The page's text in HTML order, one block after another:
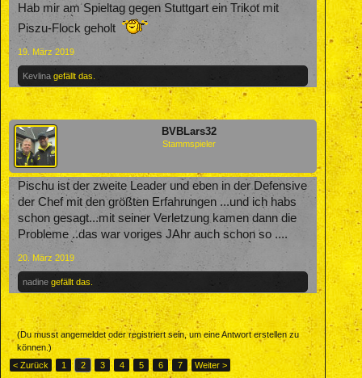
Hab mir am Spieltag gegen Stuttgart ein Trikot mit
Piszu-Flock geholt
19. März 2019
Kevlina gefällt das.
BVBLars32
Stammspieler
Pischu ist der zweite Leader und eben in der Defensive
der Chef mit den größten Erfahrungen ...und ich habs
schon gesagt...mit seiner Verletzung kamen dann die
Probleme ..das war voriges JAhr auch schon so ....
20. März 2019
nadine gefällt das.
(Du musst angemeldet oder registriert sein, um eine Antwort erstellen zu
können.)
< Zurück
1 2 3 4 5 6 7 Weiter >